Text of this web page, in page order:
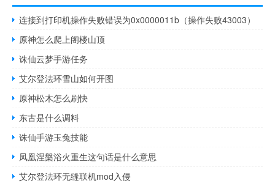
连接到打印机操作失败错误为0x0000011b（操作失败43003）
原神怎么爬上阁楼山顶
诛仙云梦手游任务
艾尔登法环雪山如何开图
原神松木怎么刷快
东古是什么调料
诛仙手游玉兔技能
凤凰涅槃浴火重生这句话是什么意思
艾尔登法环无缝联机mod入侵